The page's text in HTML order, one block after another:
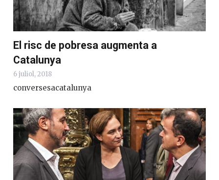
El risc de pobresa augmenta a
Catalunya
6 juliol, 2018
conversesacatalunya